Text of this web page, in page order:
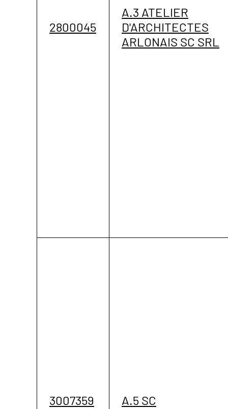
2800045
A.3 ATELIER
D'ARCHITECTES
ARLONAIS SC SRL
3007359 A.5 SC